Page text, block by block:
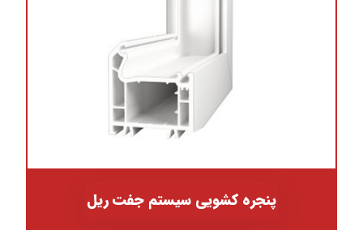
پنجره کشویی سیستم جفت ریل